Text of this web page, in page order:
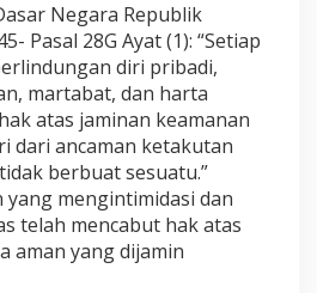
Negara Republik
Pasal 28G Ayat (1): “Setiap
diri pribadi,
martabat, dan harta
atas jaminan keamanan
dari ancaman ketakutan
berbuat sesuatu.”
mengintimidasi dan
telah mencabut hak atas
aman yang dijamin